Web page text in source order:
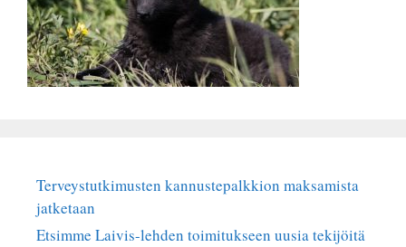
Terveystutkimusten kannustepalkkion maksamista
jatketaan
Etsimme Laivis-lehden toimitukseen uusia tekijöitä